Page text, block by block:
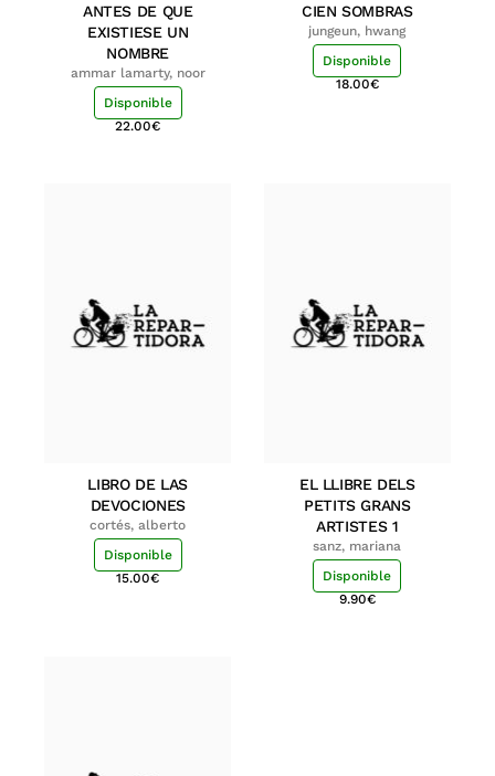
ANTES DE QUE
EXISTIESE UN
NOMBRE
ammar lamarty, noor
Disponible
22.00€
CIEN SOMBRAS
jungeun, hwang
Disponible
18.00€
LIBRO DE LAS
DEVOCIONES
cortés, alberto
Disponible
15.00€
EL LLIBRE DELS
PETITS GRANS
ARTISTES 1
sanz, mariana
Disponible
9.90€